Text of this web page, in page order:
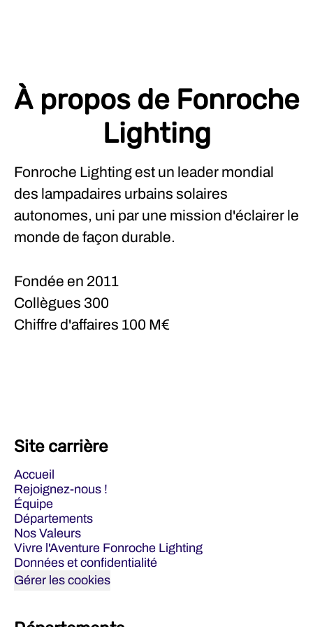
À propos de Fonroche
Lighting
Fonroche Lighting est un leader mondial
des lampadaires urbains solaires
autonomes, uni par une mission d'éclairer le
monde de façon durable.
Fondée en 2011
Collègues 300
Chiffre d'affaires 100 M€
Site carrière
Accueil
Rejoignez-nous !
Équipe
Départements
Nos Valeurs
Vivre l'Aventure Fonroche Lighting
Données et confidentialité
Gérer les cookies